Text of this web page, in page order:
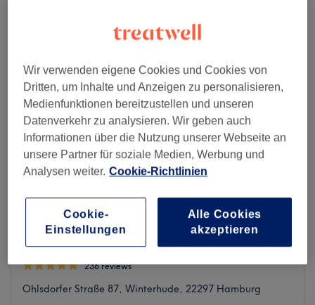
Elleira Beauty
236 reviews
Ohlsdorfer Straße 87, Winterhude, 22297 Hamburg
Wir verwenden eigene Cookies und Cookies von
Dritten, um Inhalte und Anzeigen zu personalisieren,
Medienfunktionen bereitzustellen und unseren
Datenverkehr zu analysieren. Wir geben auch
Informationen über die Nutzung unserer Webseite an
unsere Partner für soziale Medien, Werbung und
Analysen weiter. Cookie-Richtlinien
Cookie-
Einstellungen
Alle Cookies
akzeptieren